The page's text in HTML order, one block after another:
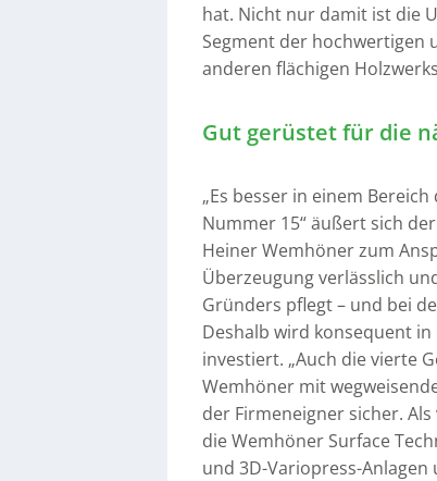
hat. Nicht nur damit ist die
Segment der hochwertigen
anderen flächigen
Gut gerüstet für die
„Es besser in einem
Nummer 15“ äußert sich
Heiner Wemhöner zum
Überzeugung verlässlich
Gründers pflegt – und bei
Deshalb wird konsequent
investiert. „Auch die vierte
Wemhöner mit
der Firmeneigner sicher.
die Wemhöner Surface
und 3D-Variopress-